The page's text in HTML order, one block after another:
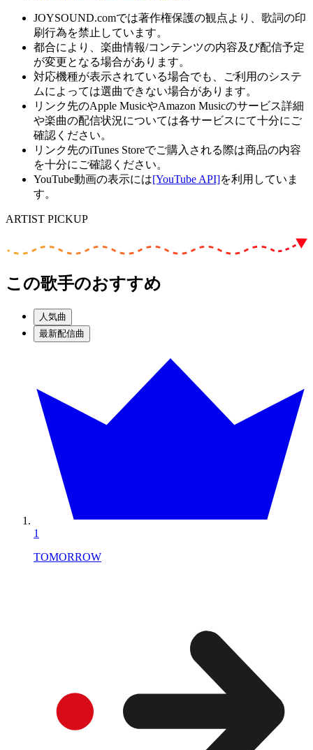
JOYSOUND.comでは著作権保護の観点より、歌詞の印
刷行為を禁止しています。
都合により、楽曲情報/コンテンツの内容及び配信予定
が変更となる場合があります。
対応機種が表示されている場合でも、ご利用のシステ
ムによっては選曲できない場合があります。
リンク先のApple MusicやAmazon Musicのサービス詳細
や楽曲の配信状況については各サービスにて十分にご
確認ください。
リンク先のiTunes Storeでご購入される際は商品の内容
を十分にご確認ください。
YouTube動画の表示には[YouTube API]を利用していま
す。
ARTIST PICKUP
この歌手のおすすめ
人気曲
最新配信曲
1
TOMORROW